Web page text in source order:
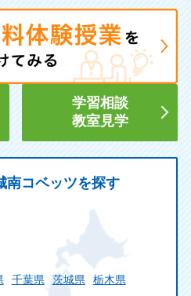
学習相談
教室見学
南コベッツを探す
千葉県 茨城県
栃木県